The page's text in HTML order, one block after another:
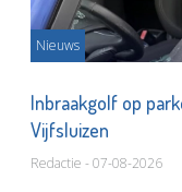
Nieuws
Inbraakgolf op
Vijfsluizen
Redactie - 07-08-2026